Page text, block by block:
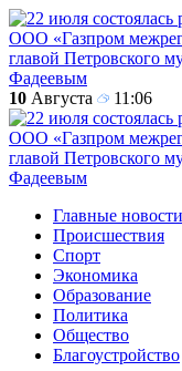
10 Августа 11:06
Главные новости
Происшествия
Спорт
Экономика
Образование
Политика
Общество
Благоустройство